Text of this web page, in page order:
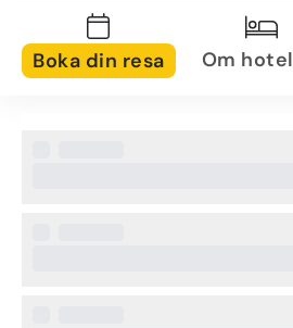
Talamanca nås enkelt till fots
vilket gör läget idealiskt för både
strandhäng.
Boka din resa Om